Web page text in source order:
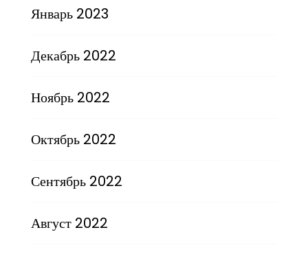
Январь 2023
Декабрь 2022
Ноябрь 2022
Октябрь 2022
Сентябрь 2022
Август 2022